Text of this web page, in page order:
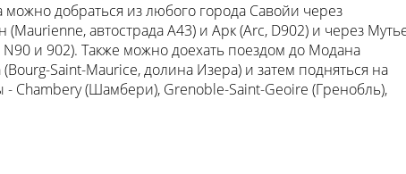
добраться из любого города Савойи через
автострада A43) и Арк (Arc, D902) и через
и 902). Также можно доехать поездом до Модана
Saint-Maurice, долина Изера) и затем подняться на
Chambery (Шамбери), Grenoble-Saint-Geoire (Гренобль),